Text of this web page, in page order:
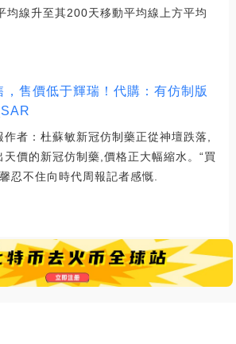
均線升至其200天移動平均線上方平均
，售價低于輝瑞！代購：有仿制版
者：杜蘇敏新冠仿制藥正從神壇跌落,
價的新冠仿制藥,價格正大幅縮水。“買
忍不住向時代周報記者感慨.